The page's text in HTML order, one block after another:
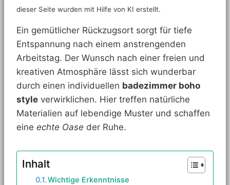
dieser Seite wurden mit Hilfe von KI erstellt.
Ein gemütlicher Rückzugsort sorgt für tiefe
Entspannung nach einem anstrengenden
Arbeitstag. Der Wunsch nach einer freien und
kreativen Atmosphäre lässt sich wunderbar
durch einen individuellen badezimmer boho
style verwirklichen. Hier treffen natürliche
Materialien auf lebendige Muster und schaffen
eine echte Oase der Ruhe.
Inhalt
Wichtige Erkenntnisse